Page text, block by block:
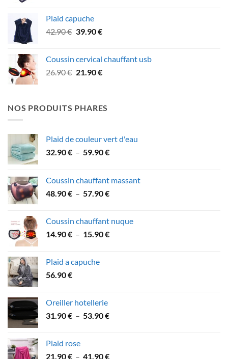
était :
79.90 €.69.90 €.
Plaid capuche
42.90€ Le
était :
42.90 €.
39.90€Le
est :
39.90 €.
Coussin cervical chauffant usb
26.90€ Le
était :
26.90 €.
21.90€Le
est :
21.90 €.
NOS PRODUITS PHARES
Plaid de couleur vert d'eau
32.90€ – 59.90€Plage
32.90 €
à
Coussin chauffant massant
48.90€ – 57.90€Plage
48.90 €
à
Coussin chauffant nuque
14.90€ – 15.90€Plage
Plaid a capuche
56.90€
Oreiller hotellerie
31.90€ – 53.90€Plage
Plaid rose
21.90€ – 41.90€Plage